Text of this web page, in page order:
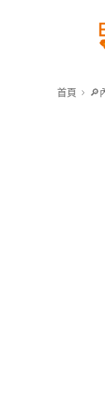
首頁 🔎